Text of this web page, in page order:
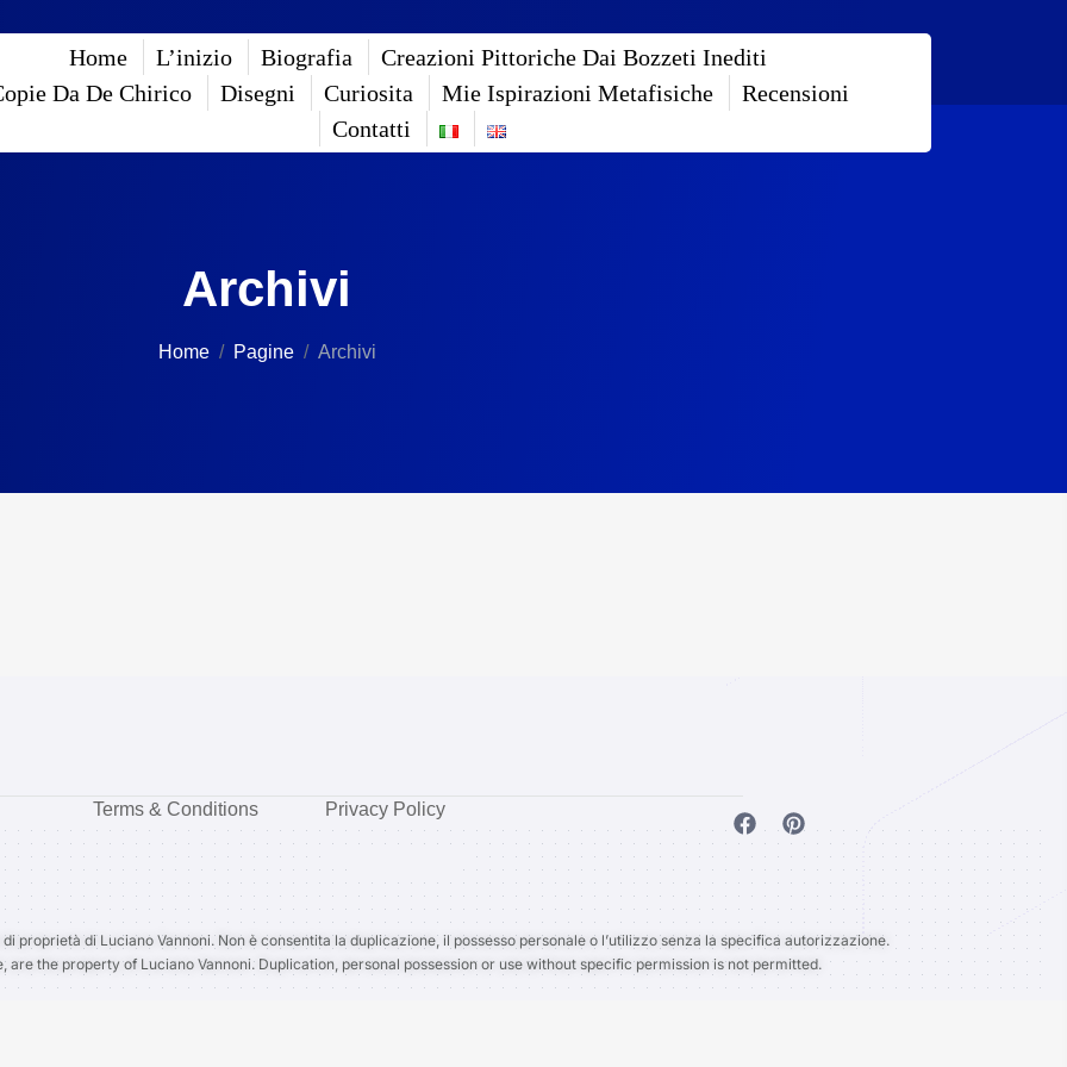
Home L’inizio Biografia
Creazioni Pittoriche Dai Bozzeti Inediti
Da De Chirico
Disegni Curiosita Mie Ispirazioni Metafisiche
Recensioni
Contatti
Archivi
Home Pagine Archivi
Terms & Conditions Privacy Policy
proprietà di Luciano Vannoni. Non è consentita la duplicazione, il possesso personale o l’utilizzo senza la specifica autorizzazione.
are the property of Luciano Vannoni. Duplication, personal possession or use without specific permission is not permitted.